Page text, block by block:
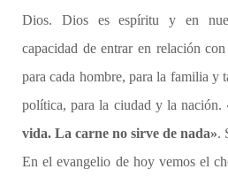
Dios. Dios es espíritu y en
capacidad de entrar en relación
para cada hombre, para la familia y
política, para la ciudad y la nación.
vida. La carne no sirve de nada».
En el evangelio de hoy vemos el